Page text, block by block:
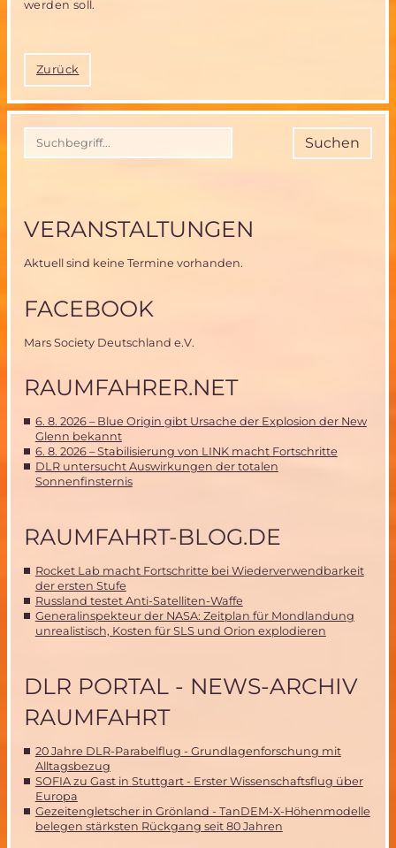
werden soll.
Zurück
Suchen
VERANSTALTUNGEN
Aktuell sind keine Termine vorhanden.
FACEBOOK
Mars Society Deutschland e.V.
RAUMFAHRER.NET
6. 8. 2026 – Blue Origin gibt Ursache der Explosion der New
Glenn bekannt
6. 8. 2026 – Stabilisierung von LINK macht Fortschritte
DLR untersucht Auswirkungen der totalen
Sonnenfinsternis
RAUMFAHRT-BLOG.DE
Rocket Lab macht Fortschritte bei Wiederverwendbarkeit
der ersten Stufe
Russland testet Anti-Satelliten-Waffe
Generalinspekteur der NASA: Zeitplan für Mondlandung
unrealistisch, Kosten für SLS und Orion explodieren
DLR PORTAL - NEWS-ARCHIV
RAUMFAHRT
20 Jahre DLR-Parabelflug - Grundlagenforschung mit
Alltagsbezug
SOFIA zu Gast in Stuttgart - Erster Wissenschaftsflug über
Europa
Gezeitengletscher in Grönland - TanDEM-X-Höhenmodelle
belegen stärksten Rückgang seit 80 Jahren